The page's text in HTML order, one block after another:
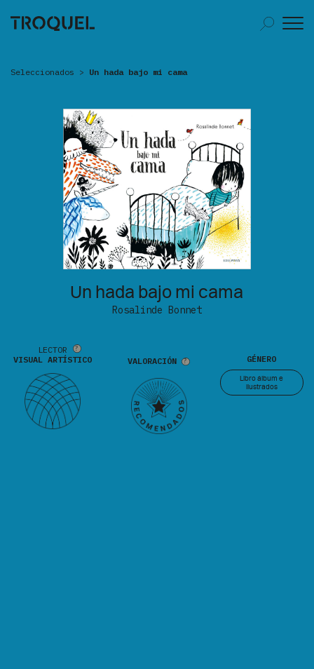
Seleccionados > Un hada bajo mi cama
Un hada bajo mi cama
Rosalinde Bonnet
LECTOR
VISUAL ARTÍSTICO
VALORACIÓN GÉNERO
Libro álbum e
ilustrados